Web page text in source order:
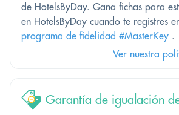
de HotelsByDay. Gana fichas para
en HotelsByDay cuando te registres
programa de fidelidad #MasterKey .
Ver nuestra
Garantía de igualación